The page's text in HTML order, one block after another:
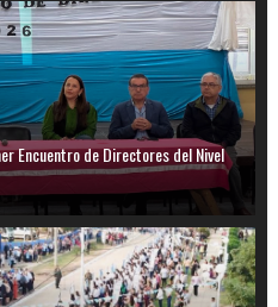
Encuentro de Directores del Nivel